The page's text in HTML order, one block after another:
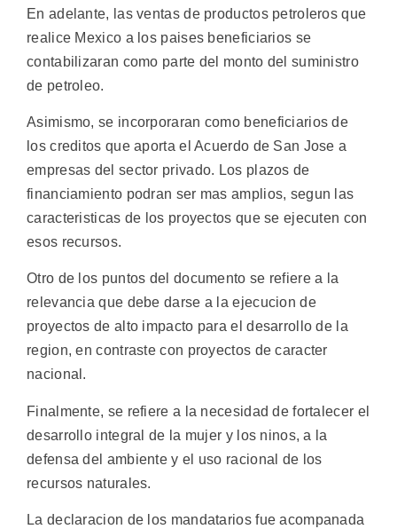
En adelante, las ventas de productos petroleros que
realice Mexico a los paises beneficiarios se
contabilizaran como parte del monto del suministro
de petroleo.
Asimismo, se incorporaran como beneficiarios de
los creditos que aporta el Acuerdo de San Jose a
empresas del sector privado. Los plazos de
financiamiento podran ser mas amplios, segun las
caracteristicas de los proyectos que se ejecuten con
esos recursos.
Otro de los puntos del documento se refiere a la
relevancia que debe darse a la ejecucion de
proyectos de alto impacto para el desarrollo de la
region, en contraste con proyectos de caracter
nacional.
Finalmente, se refiere a la necesidad de fortalecer el
desarrollo integral de la mujer y los ninos, a la
defensa del ambiente y el uso racional de los
recursos naturales.
La declaracion de los mandatarios fue acompanada